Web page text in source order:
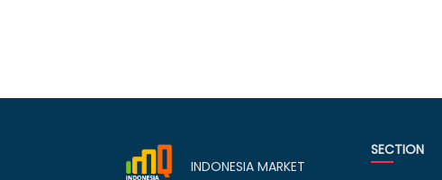
INDONESIA MARKET
SECTION